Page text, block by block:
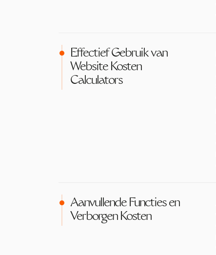
Effectief Gebruik van
Website Kosten
Calculators
Aanvullende Functies en
Verborgen Kosten